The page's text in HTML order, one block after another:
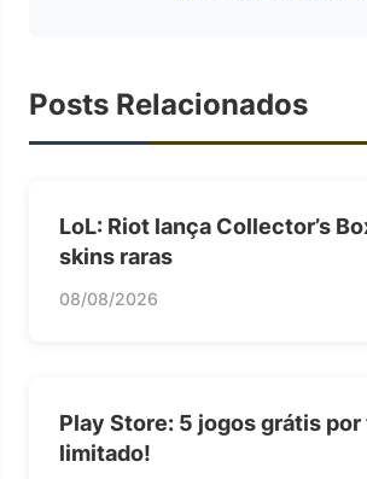
Posts Relacionados
LoL: Riot lança Collector’s
skins raras
08/08/2026
Play Store: 5 jogos grátis
limitado!